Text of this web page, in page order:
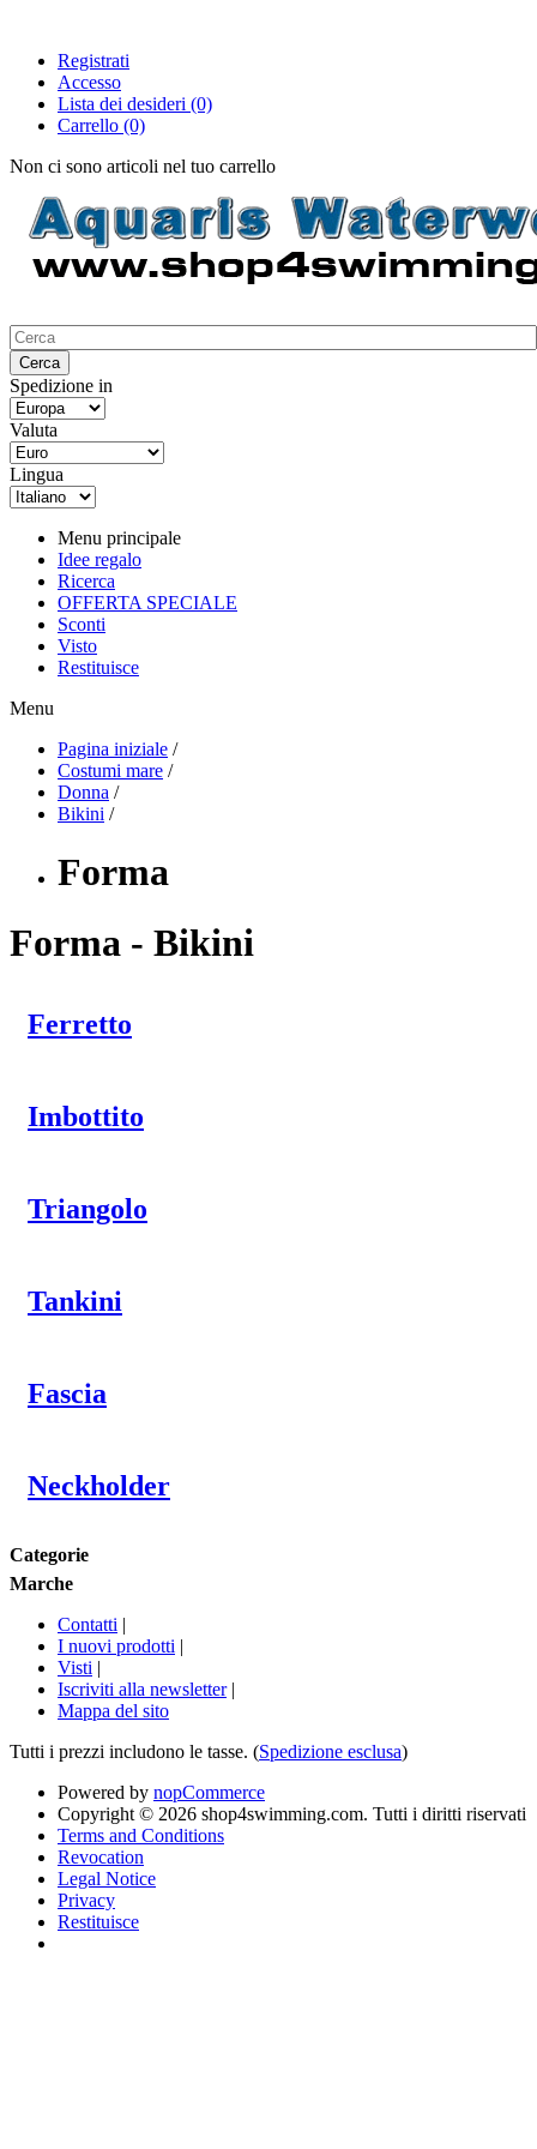
Registrati
Accesso
Lista dei desideri (0)
Carrello (0)
Non ci sono articoli nel tuo carrello
Spedizione in
Valuta
Lingua
Menu principale
Idee regalo
Ricerca
OFFERTA SPECIALE
Sconti
Visto
Restituisce
Menu
Pagina iniziale /
Costumi mare /
Donna /
Bikini /
Forma
Forma - Bikini
Ferretto
Imbottito
Triangolo
Tankini
Fascia
Neckholder
Categorie
Marche
Contatti |
I nuovi prodotti |
Visti |
Iscriviti alla newsletter |
Mappa del sito
Tutti i prezzi includono le tasse. (Spedizione esclusa)
Powered by nopCommerce
Copyright © 2026 shop4swimming.com. Tutti i diritti riservati
Terms and Conditions
Revocation
Legal Notice
Privacy
Restituisce